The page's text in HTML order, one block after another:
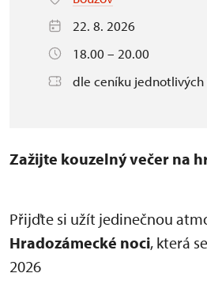
22. 8. 2026
18.00 – 20.00
dle ceníku jednotlivých
Zažijte kouzelný večer na
Přijďte si užít jedinečnou
Hradozámecké noci, která
2026